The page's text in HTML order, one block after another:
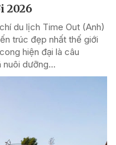
2026
du lịch Time Out (Anh)
trúc đẹp nhất thế giới
hiện đại là câu
dưỡng...